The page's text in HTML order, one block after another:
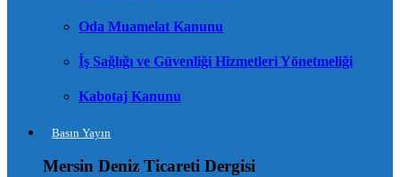
Oda Muamelat Kanunu
İş Sağlığı ve Güvenliği Hizmetleri Yönetmeliği
Kabotaj Kanunu
Basın Yayın
Mersin Deniz Ticareti Dergisi